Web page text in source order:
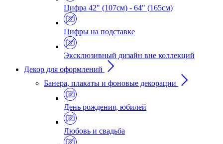
Цифра 42" (107см) - 64" (165см)
Цифры на подставке
Эксклюзивный дизайн вне коллекций
Декор для оформлений
Банера, плакаты и фоновые декорации
День рождения, юбилей
Любовь и свадьба